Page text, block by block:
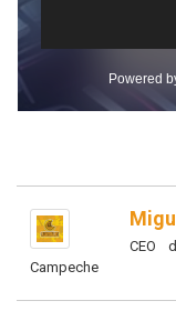
CEO
Campeche